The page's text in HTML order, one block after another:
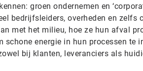
groen ondernemen en
bedrijfsleiders, overheden en zelfs
met het milieu, hoe ze hun afval
schone energie in hun processen te
bij klanten, leveranciers als